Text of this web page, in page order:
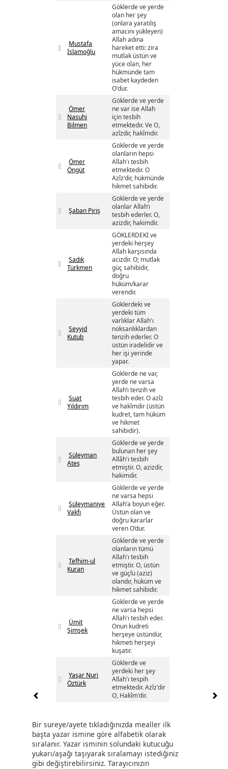
Mustafa
İslamoğlu
Göklerde ve yerde
olan her şey
(onlara yaratılış
amacını yükleyen)
Allah adına
hareket etti: zira
mutlak üstün ve
yüce olan, her
hükmünde tam
isabet kaydeden
O'dur.
Ömer
Nasuhi
Bilmen
Göklerde ve yerde
ne var ise Allah
için tesbih
etmektedır. Ve O,
azîzdir, hakîmdir.
Ömer
Öngüt
Göklerde ve yerde
olanların hepsi
Allah'ı tesbih
etmektedir. O
Azîz'dir, hükmünde
hikmet sahibidir.
Şaban Piriş
Göklerde ve yerde
olanlar Allah’ı
tesbih ederler. O,
azizdir, hakimdir.
Sadık
Türkmen
GÖKLERDEKİ ve
yerdeki herşey
Allah karşısında
acizdir. O; mutlak
güç sahibidir,
doğru
hüküm/karar
verendir.
Seyyid
Kutub
Göklerdeki ve
yerdeki tüm
varlıklar Allah'ı
noksanlıklardan
tenzih ederler. O
üstün iradelidir ve
her işi yerinde
yapar.
Suat
Yıldırım
Göklerde ne var,
yerde ne varsa
Allah’ı tenzih ve
tesbih eder. O azîz
ve hakîmdir (üstün
kudret, tam hüküm
ve hikmet
sahibidir).
Süleyman
Ateş
Göklerde ve yerde
bulunan her şey
Allâh'ı tesbih
etmiştir. O, azizdir,
hakimdir.
Süleymaniye
Vakfı
Göklerde ve yerde
ne varsa hepsi
Allah’a boyun eğer.
Üstün olan ve
doğru kararlar
veren O’dur.
Tefhim-ul
Kuran
Göklerde ve yerde
olanların tümü
Allah'ı tesbih
etmiştir. O, üstün
ve güçlü (aziz)
olandır, hüküm ve
hikmet sahibidir.
Ümit
Şimşek
Göklerde ve yerde
ne varsa hepsi
Allah'ı tesbih eder.
Onun kudreti
herşeye üstündür,
hikmeti herşeyi
kuşatır.
Yaşar Nuri
Öztürk
Göklerde ve
yerdeki her şey
Allah'ı tespih
etmektedir. Azîz'dir
O, Hakîm'dir.
Bir sureye/ayete tıkladığınızda mealler ilk
başta yazar ismine göre alfabetik olarak
sıralanır. Yazar isminin solundaki kutucuğu
yukarı/aşağı taşıyarak sıralamayı istediğiniz
gibi değiştirebilirsiniz. Tarayıcınızın